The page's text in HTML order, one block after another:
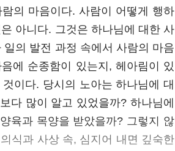
의 마음이다. 사람이 어떻게 행하
아니다. 그것은 하나님에 대한 사
의 발전 과정 속에서 사람의 마음
에 순종함이 있는지, 헤아림이 있
이다. 당시의 노아는 하나님에 대
다 많이 알고 있었을까? 하나님에
육과 목양을 받았을까? 그렇지 않
식과 사상 속, 심지어 내면 깊숙한